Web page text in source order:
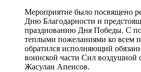
Мероприятие было посвящено
Дню Благодарности и
празднованию Дня Победы. С
теплыми пожеланиями ко всем
обратился исполняющий
воинской части Сил воздушной
Жасулан Апеисов.